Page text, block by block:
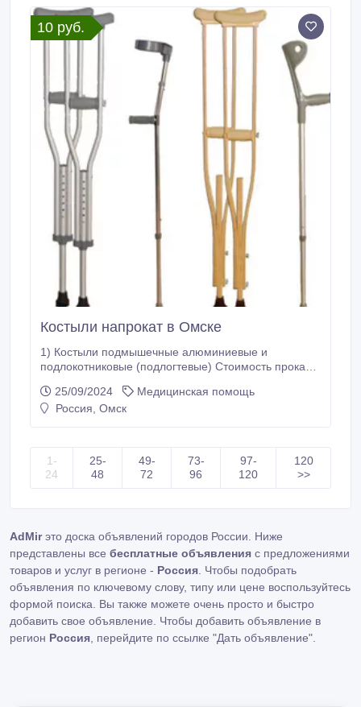
10 руб.
Костыли напрокат в Омске
1) Костыли подмышечные алюминиевые и
подлокотниковые (подлогтевые) Стоимость проката
сутки, 3-ий месяц 8 рублей/сутки, 4-ий месяц 7
рублей/сутки, 5-ий месяц 7 рублей/сутки, 6-ий месяц
рублей/сутки, 3-ий месяц 8 рублей/сутки, 4-ий месяц
5 рублей/сутки, 5-ий месяц 5 рублей/сутки, 6-ий
25/09/2024
Медицинская помощь
Россия, Омск
1-
24
25-
48
49-
72
73-
96
97-
120
120
>>
AdMirэто доска объявлений городов России. Ниже
представлены все бесплатные объявления с предложениями
товаров и услуг в регионе - Россия . Чтобы подобрать
объявления по ключевому слову, типу или цене воспользуйтесь
формой поиска. Вы также можете очень просто и быстро
добавить свое объявление. Чтобы добавить объявление в
регион Россия , перейдите по ссылке "Дать объявление"